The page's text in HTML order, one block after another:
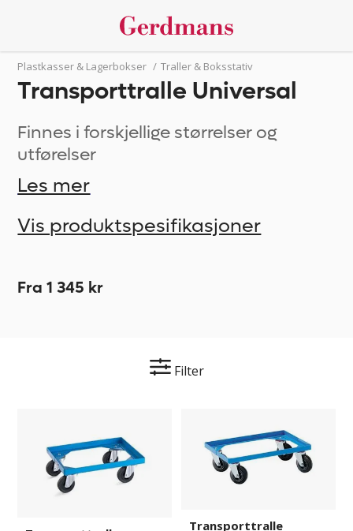
Plastkasser & Lagerbokser / Traller & Boksstativ
Transporttralle Universal
Finnes i forskjellige størrelser og
utførelser
Les mer
Vis produktspesifikasjoner
Fra 1 345 kr
Filter
massive
gummihjul,
Universal,
med
massive
gummihjul,
250
Transporttralle